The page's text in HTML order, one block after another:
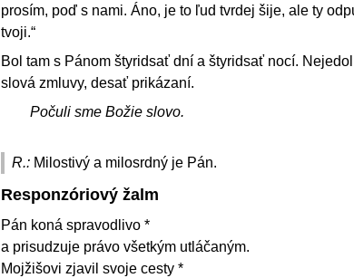
prosím, poď s nami. Áno, je to ľud tvrdej šije, ale ty
tvoji.“
Bol tam s Pánom štyridsať dní a štyridsať nocí.
slová zmluvy, desať prikázaní.
Počuli sme Božie slovo.
R.: Milostivý a milosrdný je Pán.
Responzóriový žalm
Pán koná spravodlivo *
a prisudzuje právo všetkým utláčaným.
Mojžišovi zjavil svoje cesty *